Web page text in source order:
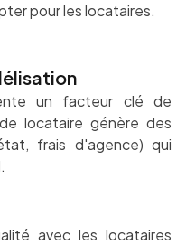
pour les locataires.
un facteur clé de
locataire génère des
frais d'agence) qui
avec les locataires